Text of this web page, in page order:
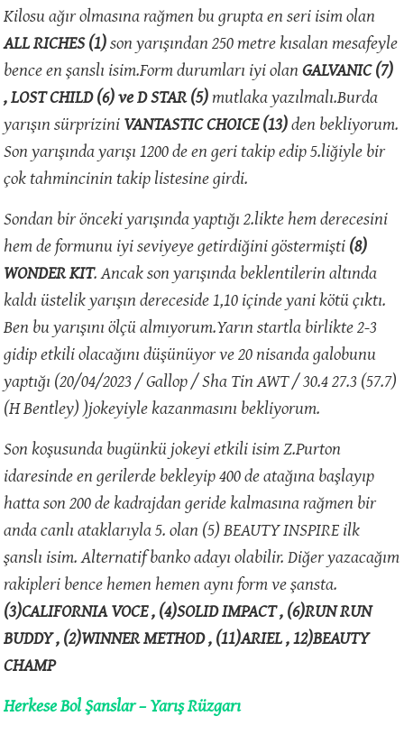
Kilosu ağır olmasına rağmen bu grupta en seri isim olan
ALL RICHES (1)son yarışından 250 metre kısalan mesafeyle
bence en şanslı isim.Form durumları iyi olanGALVANIC (7)
, LOST CHILD (6) ve D STAR (5)mutlaka yazılmalı.Burda
yarışın sürpriziniVANTASTIC CHOICE (13)den bekliyorum.
Son yarışında yarışı 1200 de en geri takip edip 5.liğiyle bir
çok tahmincinin takip listesine girdi.
Sondan bir önceki yarışında yaptığı 2.likte hem derecesini
hem de formunu iyi seviyeye getirdiğini göstermişti(8)
WONDER KIT. Ancak son yarışında beklentilerin altında
kaldı üstelik yarışın dereceside 1,10 içinde yani kötü çıktı.
Ben bu yarışını ölçü almıyorum.Yarın startla birlikte 2-3
gidip etkili olacağını düşünüyor ve 20 nisanda galobunu
yaptığı (20/04/2023 / Gallop / Sha Tin AWT / 30.4 27.3 (57.7)
(H Bentley) )jokeyiyle kazanmasını bekliyorum.
Son koşusunda bugünkü jokeyi etkili isim Z.Purton
idaresinde en gerilerde bekleyip 400 de atağına başlayıp
hatta son 200 de kadrajdan geride kalmasına rağmen bir
anda canlı ataklarıyla 5. olan (5) BEAUTY INSPIRE ilk
şanslı isim. Alternatif banko adayı olabilir. Diğer yazacağım
rakipleri bence hemen hemen aynı form ve şansta.
(3)CALIFORNIA VOCE , (4)SOLID IMPACT , (6)RUN RUN
BUDDY , (2)WINNER METHOD , (11)ARIEL , 12)BEAUTY
CHAMP
Herkese Bol Şanslar – Yarış Rüzgarı